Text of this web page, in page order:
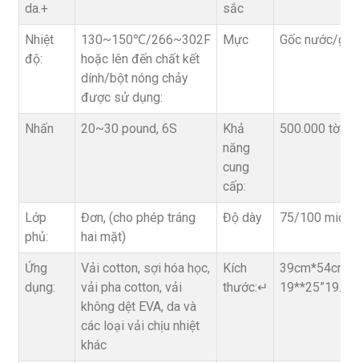
da.+
sắc
Nhiệt
độ:
130~150℃/266~302F
hoặc lên đến chất kết
dính/bột nóng chảy
được sử dụng:
Mực Gốc nước/
Nhấn 20~30 pound, 6S
Khả
năng
cung
cấp:
500.000 tờ
Lớp
phủ:
Đơn, (cho phép tráng
hai mặt)
Độ dày 75/100
Ứng
dụng:
Vải cotton, sợi hóa học,
vải pha cotton, vải
không dệt EVA, da và
các loại vải chịu nhiệt
khác
Kích
thước:↵